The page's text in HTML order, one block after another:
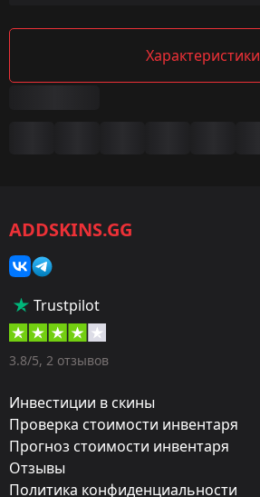
Характеристики
Категория:
Скины
Пистолеты-пулемёты
Оружие:
Exterior:
Немного поношенное
ADDSKINS.GG
Trustpilot
3.8/5, 2 отзывов
Инвестиции в скины
Проверка стоимости инвентаря
Прогноз стоимости инвентаря
Отзывы
Политика конфиденциальности